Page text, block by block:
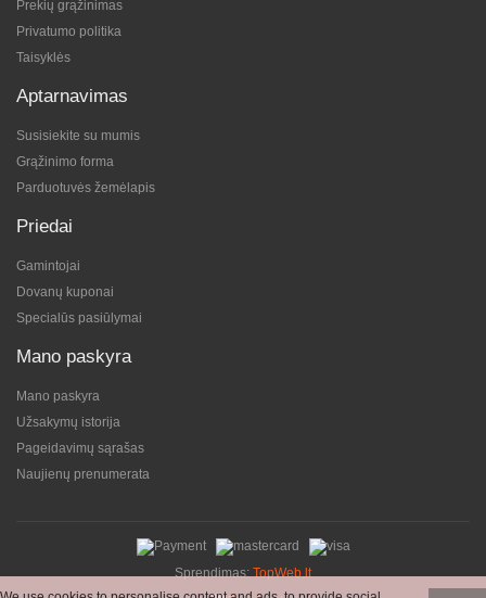
Prekių grąžinimas
Privatumo politika
Taisyklės
Aptarnavimas
Susisiekite su mumis
Grąžinimo forma
Parduotuvės žemėlapis
Priedai
Gamintojai
Dovanų kuponai
Specialūs pasiūlymai
Mano paskyra
Mano paskyra
Užsakymų istorija
Pageidavimų sąrašas
Naujienų prenumerata
Sprendimas:TopWeb.lt